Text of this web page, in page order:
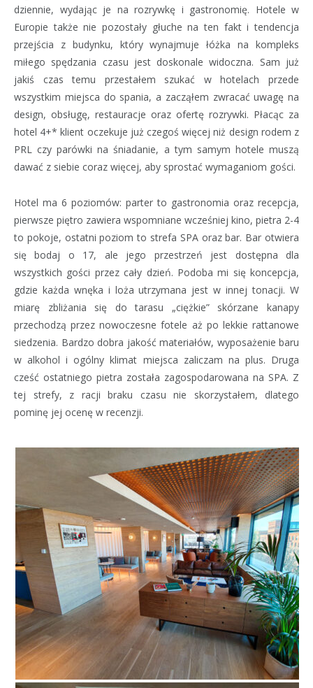
dziennie, wydając je na rozrywkę i gastronomię. Hotele w
Europie także nie pozostały głuche na ten fakt i tendencja
przejścia z budynku, który wynajmuje łóżka na kompleks
miłego spędzania czasu jest doskonale widoczna. Sam już
jakiś czas temu przestałem szukać w hotelach przede
wszystkim miejsca do spania, a zacząłem zwracać uwagę na
design, obsługę, restauracje oraz ofertę rozrywki. Płacąc za
hotel 4+* klient oczekuje już czegoś więcej niż design rodem z
PRL czy parówki na śniadanie, a tym samym hotele muszą
dawać z siebie coraz więcej, aby sprostać wymaganiom gości.
Hotel ma 6 poziomów: parter to gastronomia oraz recepcja,
pierwsze piętro zawiera wspomniane wcześniej kino, pietra 2-4
to pokoje, ostatni poziom to strefa SPA oraz bar. Bar otwiera
się bodaj o 17, ale jego przestrzeń jest dostępna dla
wszystkich gości przez cały dzień. Podoba mi się koncepcja,
gdzie każda wnęka i loża utrzymana jest w innej tonacji. W
miarę zbliżania się do tarasu „ciężkie” skórzane kanapy
przechodzą przez nowoczesne fotele aż po lekkie rattanowe
siedzenia. Bardzo dobra jakość materiałów, wyposażenie baru
w alkohol i ogólny klimat miejsca zaliczam na plus. Druga
cześć ostatniego pietra została zagospodarowana na SPA. Z
tej strefy, z racji braku czasu nie skorzystałem, dlatego
pominę jej ocenę w recenzji.